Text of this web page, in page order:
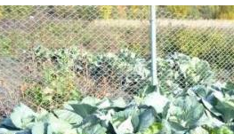
Сплошная грядка
Грядки без ограждения